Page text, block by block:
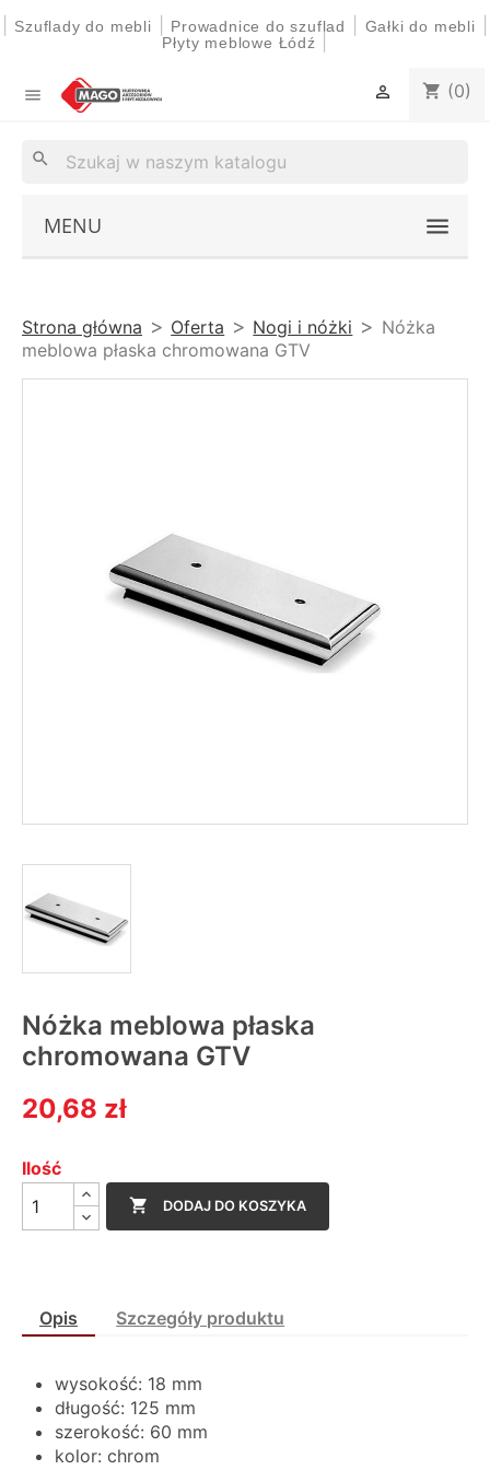
Szuflady do mebli Prowadnice do szuflad Gałki do mebli
Płyty meblowe Łódź
 shopping_cart (0)

search
MENU
Strona główna Oferta Nogi i nóżki
Nóżka
meblowa płaska chromowana GTV
Nóżka meblowa płaska
chromowana GTV
20,68 zł
Ilość
 DODAJ DO KOSZYKA
Opis Szczegóły produktu
wysokość: 18 mm
długość: 125 mm
szerokość: 60 mm
kolor: chrom